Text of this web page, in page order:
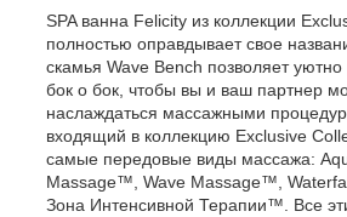
SPA ванна Felicity из коллекции
полностью оправдывает свое
скамья Wave Bench позволяет
бок о бок, чтобы вы и ваш партнер
наслаждаться массажными
входящий в коллекцию Exclusive
самые передовые виды массажа:
Massage™, Wave Massage™,
Зона Интенсивной Терапии™. Все